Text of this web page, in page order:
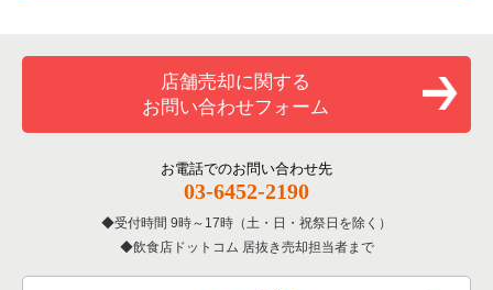
洋食の居抜き売却物件の案件一覧
その他の居抜き売却物件の案件一覧
名古屋市天白区の飲食店の居抜き売却物件の案件一覧
名古屋市南区の飲食店の居抜き売却物件の案件一覧
西春日井郡の飲食店の居抜き売却物件の案件一覧
愛知県のバーの居抜き売却物件の案件一覧
愛知県の居酒屋・ダイニングバーの居抜き売却物件の案件一覧
愛知県の専門料理の居抜き売却物件の案件一覧
愛知県の和食の居抜き売却物件の案件一覧
愛知県の洋食の居抜き売却物件の案件一覧
店舗売却に関する
お問い合わせフォーム
お電話でのお問い合わせ先
03-6452-2190
受付時間 9時～17時（土・日・祝祭日を除く）
飲食店ドットコム 居抜き売却担当者まで